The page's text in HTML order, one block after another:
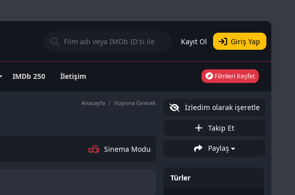
Kayıt Ol Giriş Yap
IMDb 250 İletişim Filmleri Keşfet
Anasayfa Vizyona Girecek
Sinema Modu
İzledim olarak işeretle
Takip Et
Paylaş
Türler